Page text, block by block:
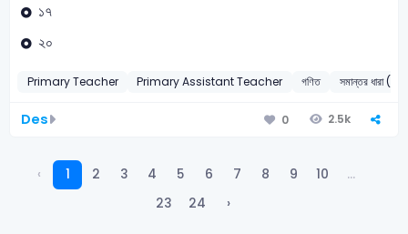
১৭
২০
Primary Teacher Primary Assistant Teacher গণিত সমান্তর ধারা
Des 0 2.5k
‹ 1 2 3 4 5 6 7 8 9 10
...
23
24 ›